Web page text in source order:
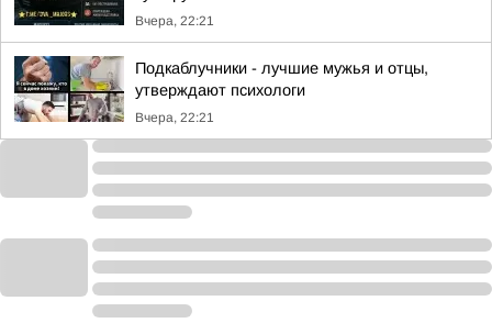
Вчера, 22:21
Подкаблучники - лучшие мужья и отцы,
утверждают психологи
Вчера, 22:21